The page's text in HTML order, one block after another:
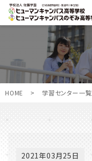
HOME > 学習センター一覧
2021年03月25日